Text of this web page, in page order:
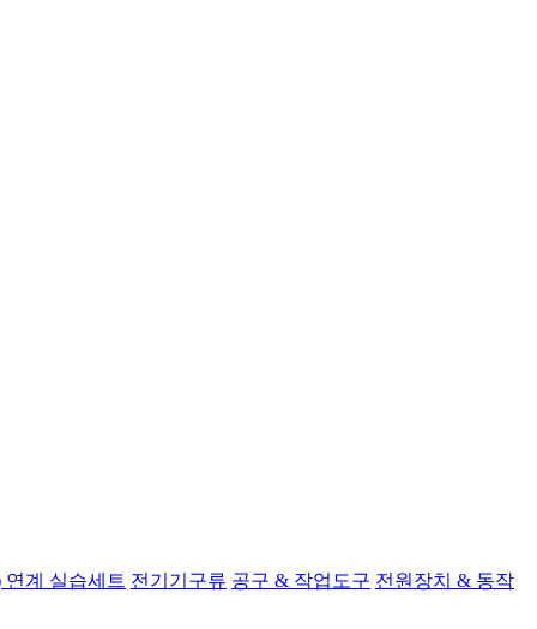
계 실습세트 전기기구류 공구 & 작업도구 전원장치 & 동작